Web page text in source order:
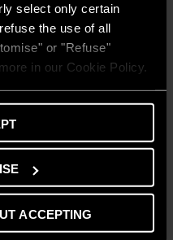
select only certain
the use of all
or "Refuse"
in our Cookie Policy.
ACCEPTING
w